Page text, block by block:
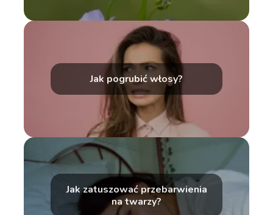
Jak pogrubić włosy?
Jak zatuszować przebarwienia
na twarzy?